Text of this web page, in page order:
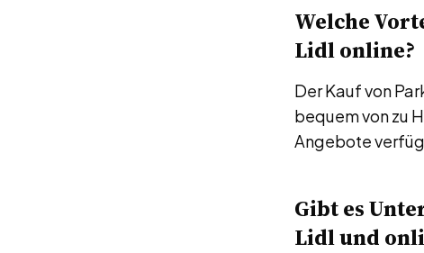
Welche
Lidl online?
Der Kauf von
bequem von zu
Angebote
Gibt es
Lidl und